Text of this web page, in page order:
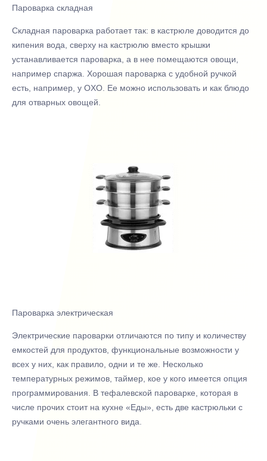
Пароварка складная
Складная пароварка работает так: в кастрюле доводится до
кипения вода, сверху на кастрюлю вместо крышки
устанавливается пароварка, а в нее помещаются овощи,
например спаржа. Хорошая пароварка с удобной ручкой
есть, например, у OXO. Ее можно использовать и как блюдо
для отварных овощей.
Пароварка электрическая
Электрические пароварки отличаются по типу и количеству
емкостей для продуктов, функциональные возможности у
всех у них, как правило, одни и те же. Несколько
температурных режимов, таймер, кое у кого имеется опция
программирования. В тефалевской пароварке, которая в
числе прочих стоит на кухне «Еды», есть две кастрюльки с
ручками очень элегантного вида.